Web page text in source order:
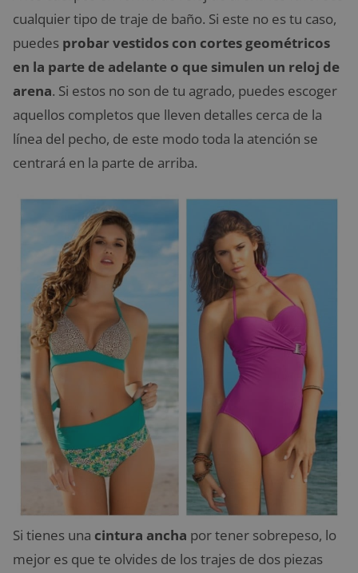
cualquier tipo de traje de baño. Si este no es tu caso,
puedes probar vestidos con cortes geométricos
en la parte de adelante o que simulen un reloj de
arena. Si estos no son de tu agrado, puedes escoger
aquellos completos que lleven detalles cerca de la
línea del pecho, de este modo toda la atención se
centrará en la parte de arriba.
Si tienes una cintura ancha por tener sobrepeso, lo
mejor es que te olvides de los trajes de dos piezas